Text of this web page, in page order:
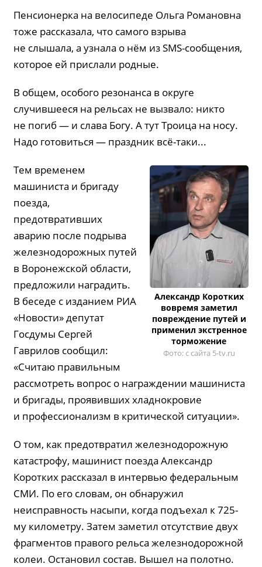
Пенсионерка на велосипеде Ольга Романовна
тоже рассказала, что самого взрыва
не слышала, а узнала о нём из SMS-сообщения,
которое ей прислали родные.
В общем, особого резонанса в округе
случившееся на рельсах не вызвало: никто
не погиб — и слава Богу. А тут Троица на носу.
Надо готовиться — праздник всё-таки...
Александр Коротких
вовремя заметил
повреждение путей и
применил экстренное
торможение
Фото: с сайта 5-tv.ru
Тем временем
машиниста и бригаду
поезда,
предотвративших
аварию после подрыва
железнодорожных путей
в Воронежской области,
предложили наградить.
В беседе с изданием РИА
«Новости» депутат
Госдумы Сергей
Гаврилов сообщил:
«Считаю правильным
рассмотреть вопрос о награждении машиниста
и бригады, проявивших хладнокровие
и профессионализм в критической ситуации».
О том, как предотвратил железнодорожную
катастрофу, машинист поезда Александр
Коротких рассказал в интервью федеральным
СМИ. По его словам, он обнаружил
неисправность насыпи, когда подъехал к 725-
му километру. Затем заметил отсутствие двух
фрагментов правого рельса железнодорожной
колеи. Остановил состав. Вышел на полотно.